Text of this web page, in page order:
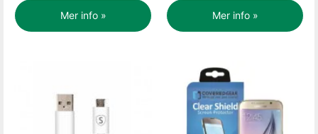
Mer info » Mer info »